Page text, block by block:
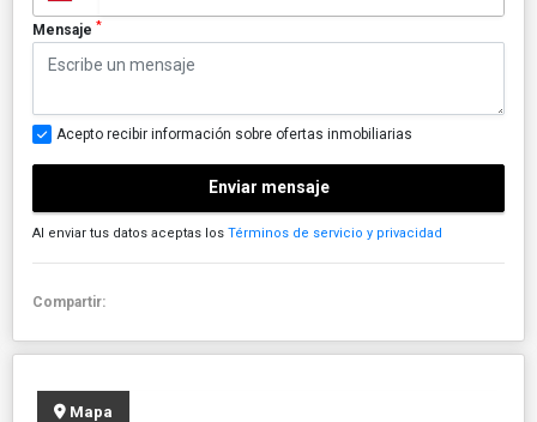
Mensaje *
Acepto recibir información sobre ofertas inmobiliarias
Enviar mensaje
Al enviar tus datos aceptas los Términos de servicio y privacidad
Compartir:
Mapa